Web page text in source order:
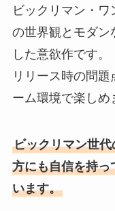
ビックリマン・
の世界観とモダン
した意欲作です。
リリース時の問
ーム環境で楽しめ
ビックリマン世
方にも自信を持っ
います。